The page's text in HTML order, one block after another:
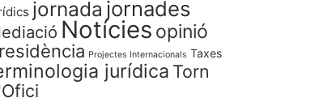
jornada jornades
Notícies opinió
Projectes Internacionals Taxes
jurídica Torn